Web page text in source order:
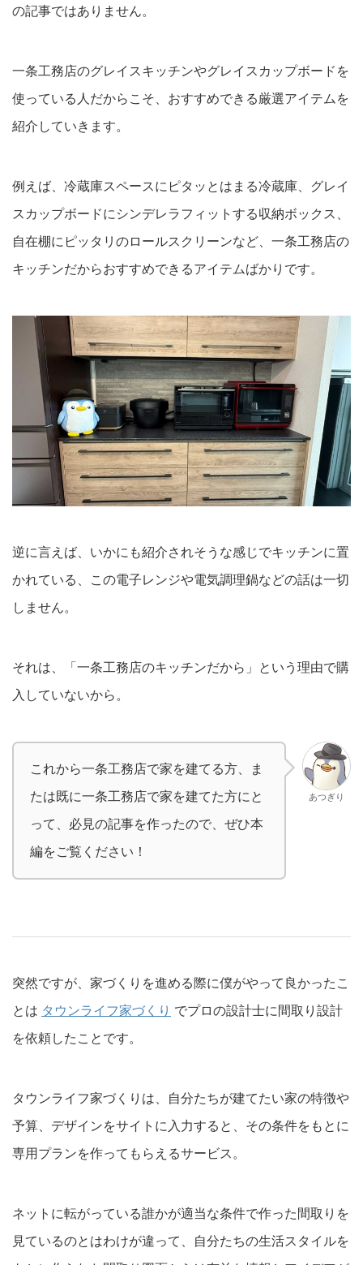
の記事ではありません。
一条工務店のグレイスキッチンやグレイスカップボードを
使っている人だからこそ、おすすめできる厳選アイテムを
紹介していきます。
例えば、冷蔵庫スペースにピタッとはまる冷蔵庫、グレイ
スカップボードにシンデレラフィットする収納ボックス、
自在棚にピッタリのロールスクリーンなど、一条工務店の
キッチンだからおすすめできるアイテムばかりです。
逆に言えば、いかにも紹介されそうな感じでキッチンに置
かれている、この電子レンジや電気調理鍋などの話は一切
しません。
それは、「一条工務店のキッチンだから」という理由で購
入していないから。
これから一条工務店で家を建てる方、ま
たは既に一条工務店で家を建てた方にと
って、必見の記事を作ったので、ぜひ本
編をご覧ください！
あつぎり
突然ですが、家づくりを進める際に僕がやって良かったこ
とは タウンライフ家づくり でプロの設計士に間取り設計
を依頼したことです。
タウンライフ家づくりは、自分たちが建てたい家の特徴や
予算、デザインをサイトに入力すると、その条件をもとに
専用プランを作ってもらえるサービス。
ネットに転がっている誰かが適当な条件で作った間取りを
見ているのとはわけが違って、自分たちの生活スタイルを